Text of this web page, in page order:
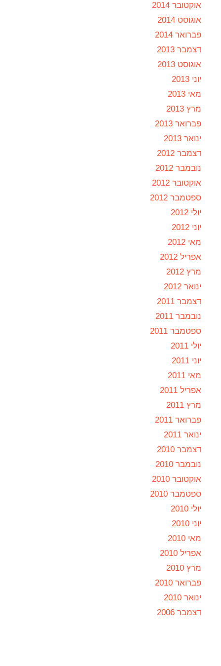
אוקטובר 2014
אוגוסט 2014
פברואר 2014
דצמבר 2013
אוגוסט 2013
יוני 2013
מאי 2013
מרץ 2013
פברואר 2013
ינואר 2013
דצמבר 2012
נובמבר 2012
אוקטובר 2012
ספטמבר 2012
יולי 2012
יוני 2012
מאי 2012
אפריל 2012
מרץ 2012
ינואר 2012
דצמבר 2011
נובמבר 2011
ספטמבר 2011
יולי 2011
יוני 2011
מאי 2011
אפריל 2011
מרץ 2011
פברואר 2011
ינואר 2011
דצמבר 2010
נובמבר 2010
אוקטובר 2010
ספטמבר 2010
יולי 2010
יוני 2010
מאי 2010
אפריל 2010
מרץ 2010
פברואר 2010
ינואר 2010
דצמבר 2006